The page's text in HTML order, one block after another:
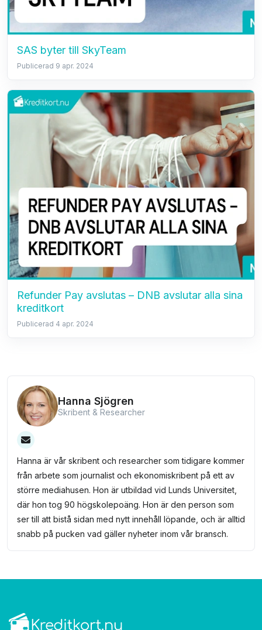
SAS byter till SkyTeam
Publicerad 9 apr. 2024
Refunder Pay avslutas – DNB avslutar alla sina
kreditkort
Publicerad 4 apr. 2024
Hanna Sjögren
Skribent & Researcher
Hanna är vår skribent och researcher som tidigare kommer
från arbete som journalist och ekonomiskribent på ett av
större mediahusen. Hon är utbildad vid Lunds Universitet,
där hon tog 90 högskolepoäng. Hon är den person som
ser till att bistå sidan med nytt innehåll löpande, och är alltid
snabb på pucken vad gäller nyheter inom vår bransch.